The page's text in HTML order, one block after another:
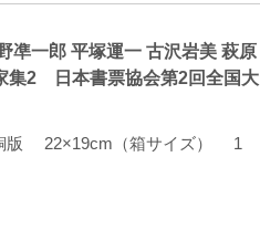
凖一郎 平塚運一 古沢岩美 萩原
2 日本書票協会第2回全国大
版 22×19cm（箱サイズ） 1